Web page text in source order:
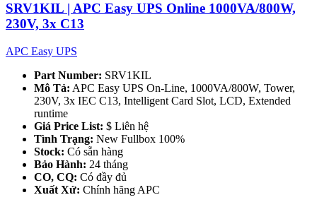
SRV1KIL | APC Easy UPS Online 1000VA/800W,
230V, 3x C13
APC Easy UPS
Part Number: SRV1KIL
Mô Tả: APC Easy UPS On-Line, 1000VA/800W, Tower,
230V, 3x IEC C13, Intelligent Card Slot, LCD, Extended
runtime
Giá Price List: $ Liên hệ
Tình Trạng: New Fullbox 100%
Stock: Có sẵn hàng
Bảo Hành: 24 tháng
CO, CQ: Có đầy đủ
Xuất Xứ: Chính hãng APC